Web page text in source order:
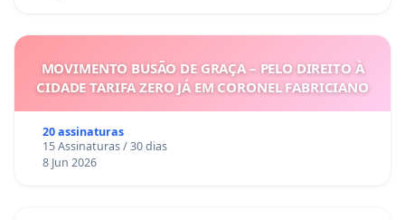
MOVIMENTO BUSÃO DE GRAÇA – PELO DIREITO À
CIDADE TARIFA ZERO JÁ EM CORONEL FABRICIANO
20 assinaturas
15 Assinaturas / 30 dias
8 Jun 2026